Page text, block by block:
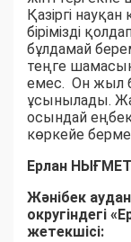
Қазіргі
бірімізді
бұлдамай
теңге
емес. Он жыл
ұсынылады.
осындай
көркейе
Ерлан
Жәнібек
округіндегі
жетекшісі: